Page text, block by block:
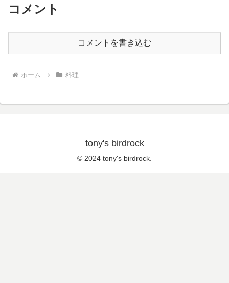
コメント
コメントを書き込む
ホーム 料理
tony's birdrock
© 2024 tony's birdrock.